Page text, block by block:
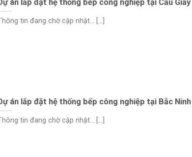
án lắp đặt hệ thống bếp công nghiệp tại Cầu Giấy
tin đang chờ cập nhật… [...]
án lắp đặt hệ thống bếp công nghiệp tại Bắc Ninh
tin đang chờ cập nhật… [...]